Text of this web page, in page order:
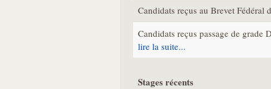
Candidats reçus au Brevet Fédéral
Candidats reçus passage de
lire la suite...
Stages récents